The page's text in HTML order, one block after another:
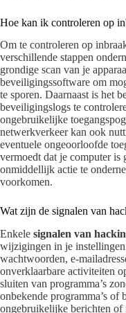
Hoe kan ik controleren op
Om te controleren op
verschillende stappen
grondige scan van je
beveiligingssoftware om
te sporen. Daarnaast is het
beveiligingslogs te
ongebruikelijke
netwerkverkeer kan ook
eventuele ongeoorloofde
vermoedt dat je computer is
onmiddellijk actie te
voorkomen.
Wat zijn de signalen van
Enkele signalen van
wijzigingen in je
wachtwoorden, e-
onverklaarbare activiteiten
sluiten van programma’s
onbekende programma’s of
ongebruikelijke berichten